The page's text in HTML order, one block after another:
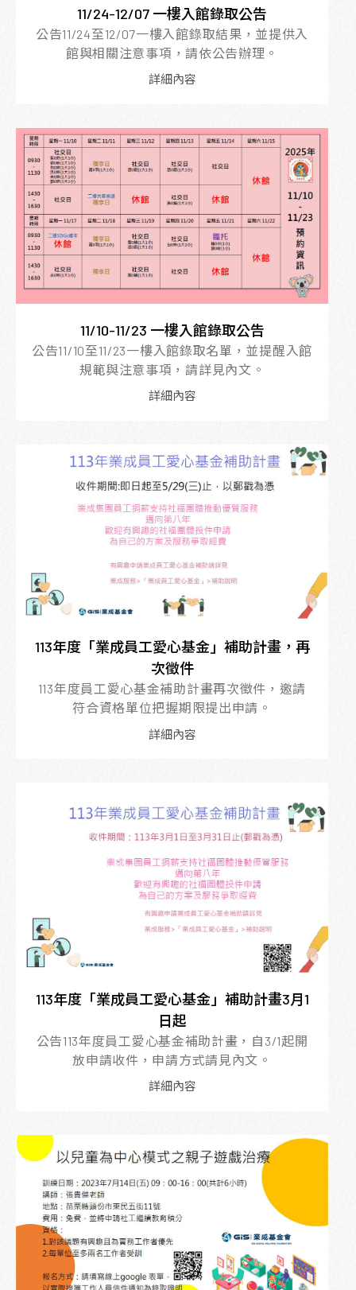
11/24-12/07 一樓入館錄取公告
公告11/24至12/07一樓入館錄取結果，並提供入
館與相關注意事項，請依公告辦理。
詳細內容
11/10-11/23 一樓入館錄取公告
公告11/10至11/23一樓入館錄取名單，並提醒入館
規範與注意事項，請詳見內文。
詳細內容
113年度「業成員工愛心基金」補助計畫，再
次徵件
113年度員工愛心基金補助計畫再次徵件，邀請
符合資格單位把握期限提出申請。
詳細內容
113年度「業成員工愛心基金」補助計畫3月1
日起
公告113年度員工愛心基金補助計畫，自3/1起開
放申請收件，申請方式請見內文。
詳細內容